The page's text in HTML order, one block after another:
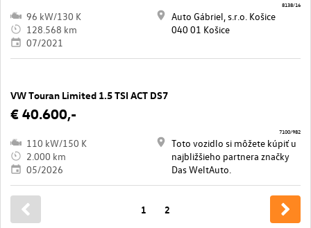
96 kW/130 K
128.568 km
07/2021
Auto Gábriel, s.r.o. Košice
040 01 Košice
8138/16
VW Touran Limited 1.5 TSI ACT DS7
€ 40.600,-
110 kW/150 K
2.000 km
05/2026
Toto vozidlo si môžete kúpiť u
najbližšieho partnera značky
Das WeltAuto.
7100/982
1 2